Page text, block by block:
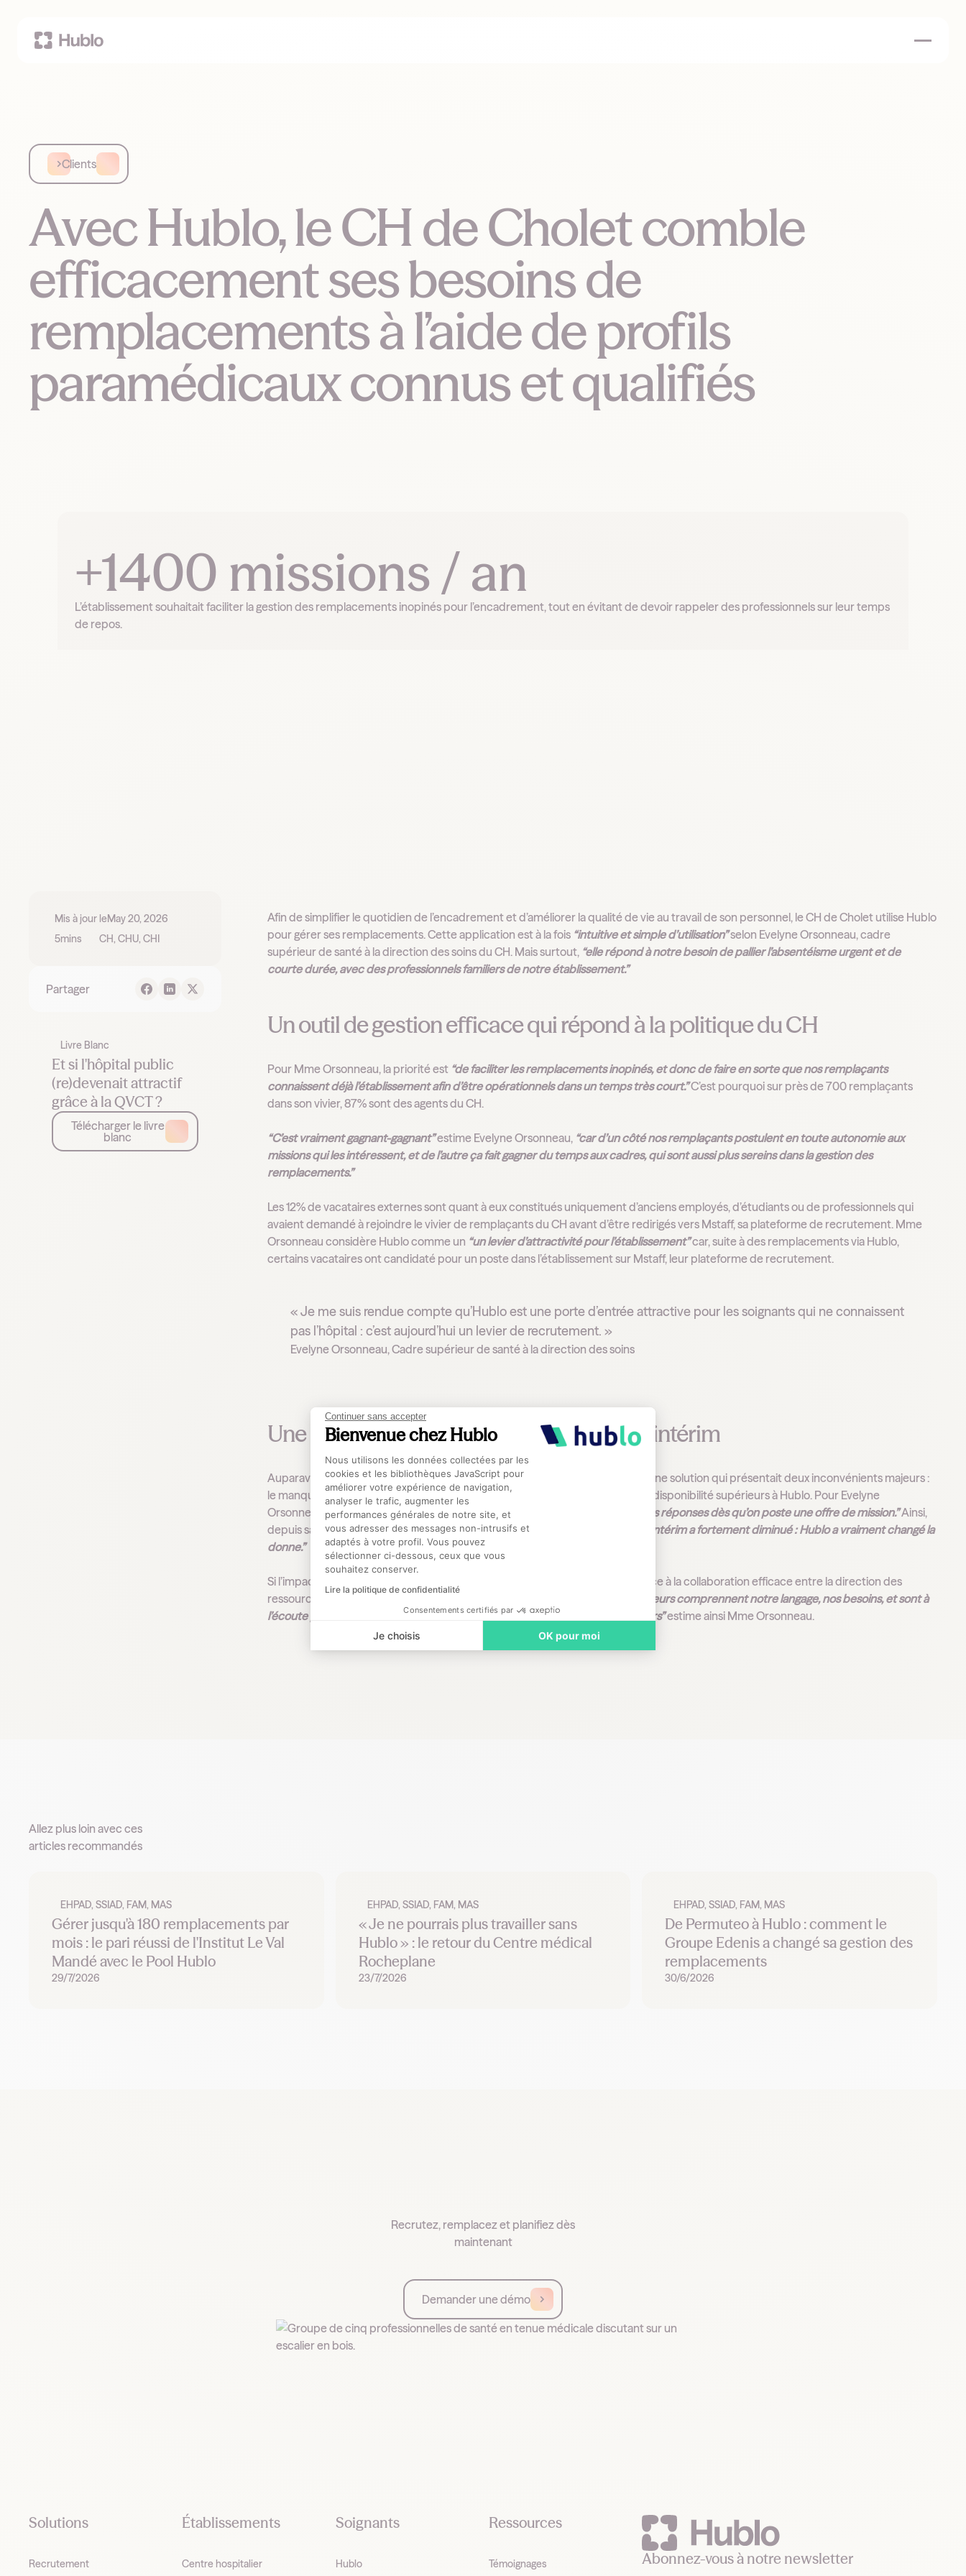
Continuer sans accepter
Bienvenue chez Hublo
Plateforme de Gestion du Consentement : Personnalisez vos Options
Nous utilisons les données collectées par les
cookies et les bibliothèques JavaScript pour
améliorer votre expérience de navigation,
analyser le trafic, augmenter les
performances générales de notre site, et
vous adresser des messages non-intrusifs et
adaptés à votre profil. Vous pouvez
sélectionner ci-dessous, ceux que vous
souhaitez conserver.
Lire la politique de confidentialité
Consentements certifiés par
Je choisis OK pour moi
Axeptio consent
Clients
Avec Hublo, le CH de Cholet comble
efficacement ses besoins de
remplacements à l’aide de profils
paramédicaux connus et qualifiés
+1400 missions / an
L’établissement souhaitait faciliter la gestion des remplacements inopinés pour l’encadrement, tout en évitant de devoir rappeler des professionnels sur leur temps
de repos.
Mis à jour leMay 20, 2026
5mins CH, CHU, CHI
Partager
Livre Blanc
Et si l'hôpital public
(re)devenait attractif
grâce à la QVCT ?
Télécharger le livre
blanc
Afin de simplifier le quotidien de l’encadrement et d’améliorer la qualité de vie au travail de son personnel, le CH de Cholet utilise Hublo
pour gérer ses remplacements. Cette application est à la fois “intuitive et simple d’utilisation”selon Evelyne Orsonneau, cadre
supérieur de santé à la direction des soins du CH. Mais surtout, “elle répond à notre besoin de pallier l’absentéisme urgent et de
courte durée, avec des professionnels familiers de notre établissement.”
Un outil de gestion efficace qui répond à la politique du CH
Pour Mme Orsonneau, la priorité est “de faciliter les remplacements inopinés, et donc de faire en sorte que nos remplaçants
connaissent déjà l’établissement afin d’être opérationnels dans un temps très court.”C’est pourquoi sur près de 700 remplaçants
dans son vivier, 87% sont des agents du CH.
“C’est vraiment gagnant-gagnant”estime Evelyne Orsonneau, “car d’un côté nos remplaçants postulent en toute autonomie aux
missions qui les intéressent, et de l’autre ça fait gagner du temps aux cadres, qui sont aussi plus sereins dans la gestion des
remplacements.”
Les 12% de vacataires externes sont quant à eux constitués uniquement d’anciens employés, d’étudiants ou de professionnels qui
avaient demandé à rejoindre le vivier de remplaçants du CH avant d’être redirigés vers Mstaff, sa plateforme de recrutement. Mme
Orsonneau considère Hublo comme un “un levier d’attractivité pour l’établissement”car, suite à des remplacements via Hublo,
certains vacataires ont candidaté pour un poste dans l’établissement sur Mstaff, leur plateforme de recrutement.
« Je me suis rendue compte qu’Hublo est une porte d’entrée attractive pour les soignants qui ne connaissent
pas l’hôpital : c’est aujourd’hui un levier de recrutement. »
Evelyne Orsonneau, Cadre supérieur de santé à la direction des soins
Une réduction significative du recours à l’intérim
Auparavant, le CH comptait parfois sur l’intérim pour combler les absences. Une solution qui présentait deux inconvénients majeurs :
le manque de visibilité sur les compétences et profils choisis, et des délais de disponibilité supérieurs à Hublo. Pour Evelyne
Orsonneau,“Hublo a l’atout d’être moins anxiogène car on obtient très vite des réponses dès qu’on poste une offre de mission.”Ainsi,
depuis sa mise en place dans l’établissement, elle explique que
“le recours à l’intérim a fortement diminué : Hublo a vraiment changé la
donne.”
Si l’impact d’Hublo s’est révélé être un succès au CH de Cholet, c’est aussi grâce à la collaboration efficace entre la direction des
ressources humaines, la direction des soins, et l’équipe Hublo.
“Nos interlocuteurs comprennent notre langage, nos besoins, et sont à
l’écoute pour faire évoluer l’application au plus près des retours des utilisateurs”estime ainsi Mme Orsonneau.
Allez plus loin avec ces
articles recommandés
EHPAD, SSIAD, FAM, MAS
Gérer jusqu'à 180 remplacements par
mois : le pari réussi de l'Institut Le Val
Mandé avec le Pool Hublo
29/7/2026
EHPAD, SSIAD, FAM, MAS
« Je ne pourrais plus travailler sans
Hublo » : le retour du Centre médical
Rocheplane
23/7/2026
EHPAD, SSIAD, FAM, MAS
De Permuteo à Hublo : comment le
Groupe Edenis a changé sa gestion des
remplacements
30/6/2026
Recrutez, remplacez et planifiez dès
maintenant
Demander une démo
Solutions
Recrutement
Établissements
Centre hospitalier
Soignants
Hublo
Ressources
Témoignages Abonnez-vous à notre newsletter